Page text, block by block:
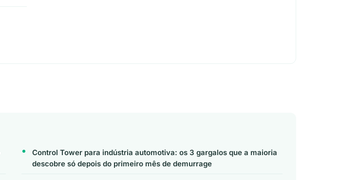
Control Tower para indústria automotiva: os 3 gargalos que a maioria
descobre só depois do primeiro mês de demurrage